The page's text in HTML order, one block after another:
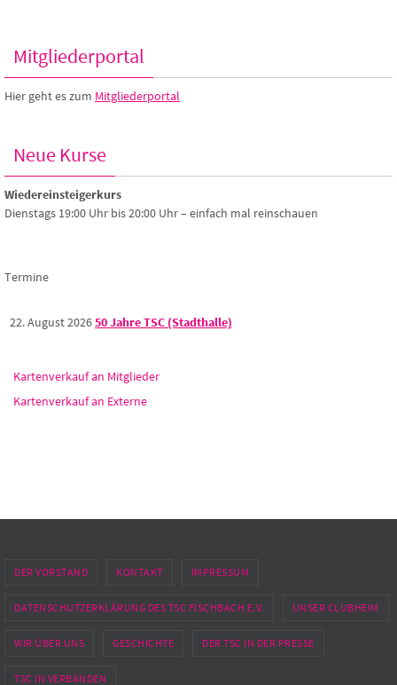
Mitgliederportal
Hier geht es zum Mitgliederportal
Neue Kurse
Wiedereinsteigerkurs
Dienstags 19:00 Uhr bis 20:00 Uhr – einfach mal reinschauen
Termine
22. August 202650 Jahre TSC (Stadthalle)
Kartenverkauf an Mitglieder
Kartenverkauf an Externe
DER VORSTAND KONTAKT IMPRESSUM
DATENSCHUTZERKLÄRUNG DES TSC FISCHBACH E.V. UNSER CLUBHEIM
WIR ÜBER UNS GESCHICHTE DER TSC IN DER PRESSE
TSC IN VERBÄNDEN